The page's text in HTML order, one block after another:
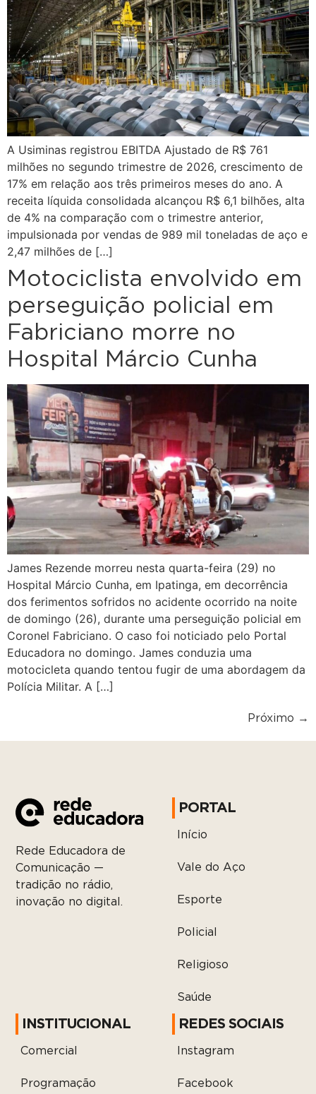
A Usiminas registrou EBITDA Ajustado de R$ 761
milhões no segundo trimestre de 2026, crescimento de
17% em relação aos três primeiros meses do ano. A
receita líquida consolidada alcançou R$ 6,1 bilhões, alta
de 4% na comparação com o trimestre anterior,
impulsionada por vendas de 989 mil toneladas de aço e
2,47 milhões de […]
Motociclista envolvido em
perseguição policial em
Fabriciano morre no
Hospital Márcio Cunha
James Rezende morreu nesta quarta-feira (29) no
Hospital Márcio Cunha, em Ipatinga, em decorrência
dos ferimentos sofridos no acidente ocorrido na noite
de domingo (26), durante uma perseguição policial em
Coronel Fabriciano. O caso foi noticiado pelo Portal
Educadora no domingo. James conduzia uma
motocicleta quando tentou fugir de uma abordagem da
Polícia Militar. A […]
Próximo →
Rede Educadora de
Comunicação —
tradição no rádio,
inovação no digital.
PORTAL
Início
Vale do Aço
Esporte
Policial
Religioso
Saúde
INSTITUCIONAL
Comercial
Programação
REDES SOCIAIS
Instagram
Facebook